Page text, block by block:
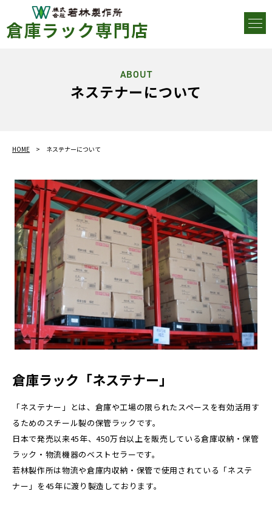
ABOUT
ネステナーについて
HOME ネステナーについて
倉庫ラック「ネステナー」
「ネステナー」とは、倉庫や工場の限られたスペースを有効活用す
るためのスチール製の保管ラックです。
日本で発売以来45年、450万台以上を販売している倉庫収納・保管
ラック・物流機器のベストセラーです。
若林製作所は物流や倉庫内収納・保管で使用されている「ネステ
ナー」を45年に渡り製造しております。